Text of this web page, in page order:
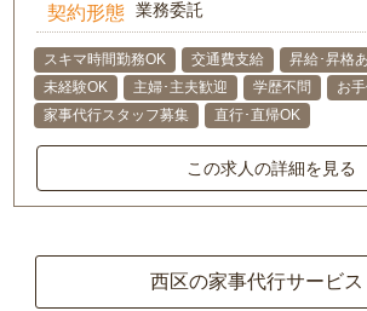
契約形態 業務委託
スキマ時間勤務OK 交通費支給 昇給･昇格
未経験OK
主婦･主夫歓迎 学歴不問
お
家事代行スタッフ募集
直行･直帰OK
この求人の詳細を見る
西区の家事代行サービス